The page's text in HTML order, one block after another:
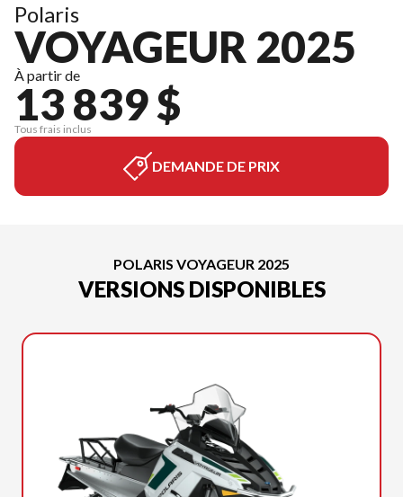
Polaris
VOYAGEUR 2025
À partir de
13 839 $
Tous frais inclus
DEMANDE DE PRIX
POLARIS VOYAGEUR 2025
VERSIONS DISPONIBLES